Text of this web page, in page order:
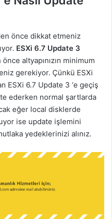
önce dikkat etmeniz
ESXi 6.7 Update 3
altyapınızın minimum
gerekiyor. Çünkü ESXi
ESXi 6.7 Update 3 ‘e geçiş
ederken normal şartlarda
eğer local disklerde
ise update işlemini
yedeklerinizi alınız.